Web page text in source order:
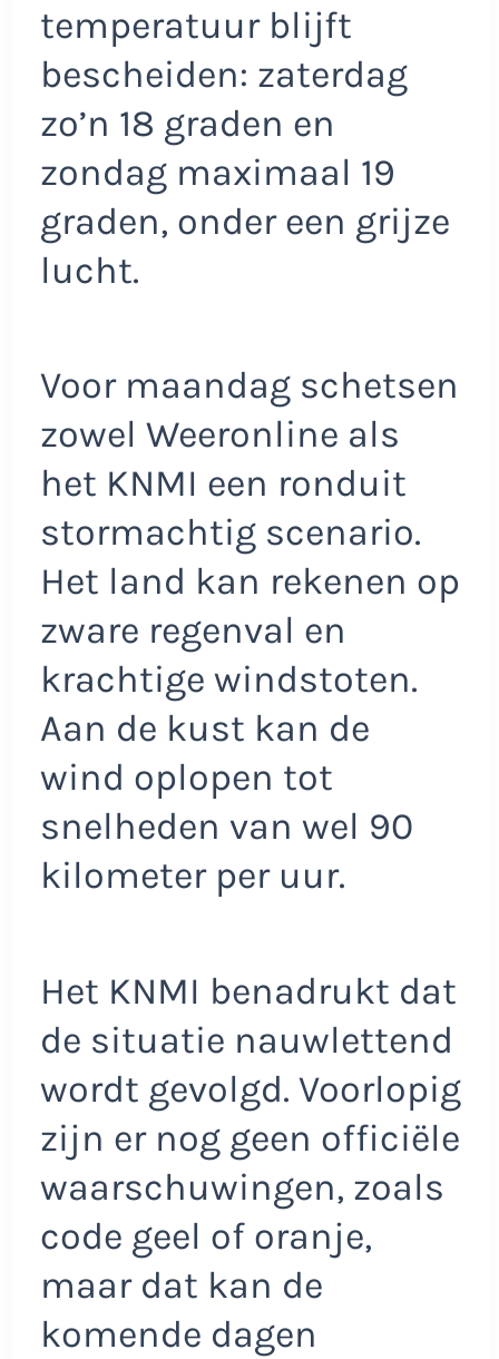
temperatuur blijft
bescheiden: zaterdag
zo’n 18 graden en
zondag maximaal 19
graden, onder een grijze
lucht.
Voor maandag schetsen
zowel Weeronline als
het KNMI een ronduit
stormachtig scenario.
Het land kan rekenen op
zware regenval en
krachtige windstoten.
Aan de kust kan de
wind oplopen tot
snelheden van wel 90
kilometer per uur.
Het KNMI benadrukt dat
de situatie nauwlettend
wordt gevolgd. Voorlopig
zijn er nog geen officiële
waarschuwingen, zoals
code geel of oranje,
maar dat kan de
komende dagen